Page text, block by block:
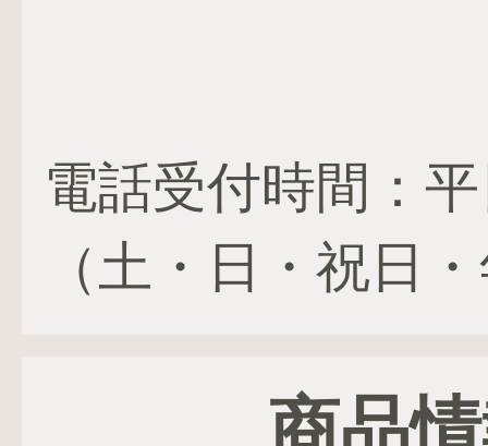
電話受付時間：
（土・日・祝日
商品